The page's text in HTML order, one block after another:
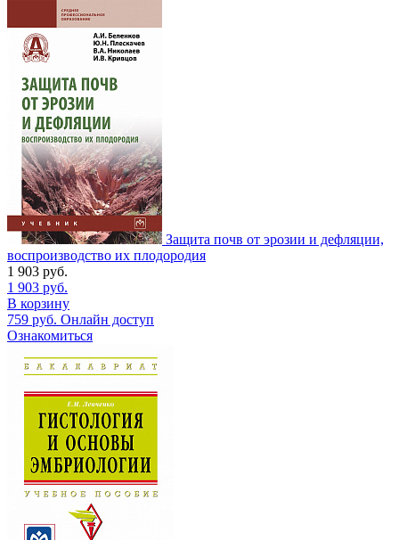
Защита почв от эрозии и дефляции,
воспроизводство их плодородия
1 903 руб.
1 903 руб.
В корзину
759 руб. Онлайн доступ
Ознакомиться